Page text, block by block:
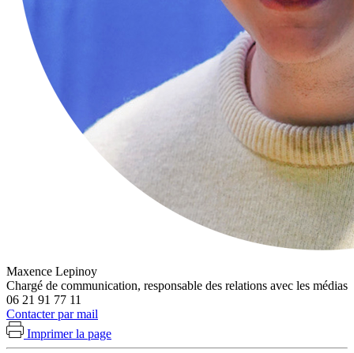
Maxence Lepinoy
Chargé de communication, responsable des relations avec les médias
06 21 91 77 11
Contacter par mail
Imprimer la page